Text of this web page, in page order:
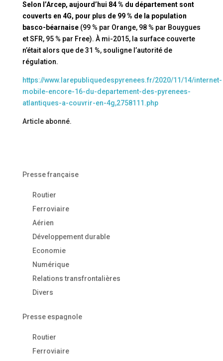
Selon l’Arcep, aujourd’hui 84 % du département sont
couverts en 4G, pour plus de 99 % de la population
basco-béarnaise(99 % par Orange, 98 % par Bouygues
et SFR, 95 % par Free). À mi-2015, la surface couverte
n’était alors que de 31 %, souligne l’autorité de
régulation.
https://www.larepubliquedespyrenees.fr/2020/11/14/internet-
mobile-encore-16-du-departement-des-pyrenees-
atlantiques-a-couvrir-en-4g,2758111.php
Article abonné.
Presse française
Routier
Ferroviaire
Aérien
Développement durable
Economie
Numérique
Relations transfrontalières
Divers
Presse espagnole
Routier
Ferroviaire